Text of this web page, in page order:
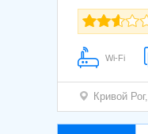
Wi-Fi
Кривой Рог,